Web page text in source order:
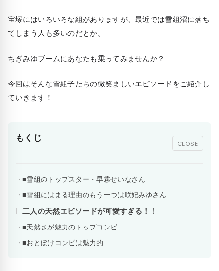
宝塚にはいろいろな組がありますが、最近では雪組沼に落ち
てしまう人も多いのだとか。
ちぎみゆブームにあなたも乗ってみませんか？
今回はそんな雪組子たちの微笑ましいエピソードをご紹介し
ていきます！
もくじ
CLOSE
■雪組のトップスター・早霧せいなさん
■雪組にはまる理由のもう一つは咲妃みゆさん
二人の天然エピソードが可愛すぎる！！
■天然さが魅力のトップコンビ
■おとぼけコンビは魅力的